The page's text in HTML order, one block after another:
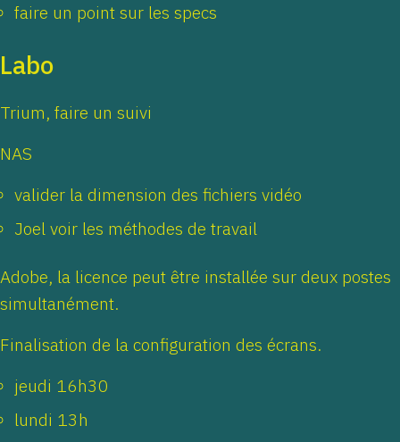
faire un point sur les specs
Labo
Trium, faire un suivi
NAS
valider la dimension des fichiers vidéo
Joel voir les méthodes de travail
Adobe, la licence peut être installée sur deux postes
simultanément.
Finalisation de la configuration des écrans.
jeudi 16h30
lundi 13h